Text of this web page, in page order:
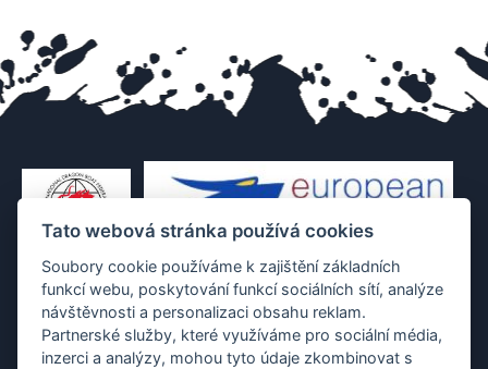
Tato webová stránka používá cookies
Soubory cookie používáme k zajištění základních
funkcí webu, poskytování funkcí sociálních sítí, analýze
návštěvnosti a personalizaci obsahu reklam.
Partnerské služby, které využíváme pro sociální média,
inzerci a analýzy, mohou tyto údaje zkombinovat s